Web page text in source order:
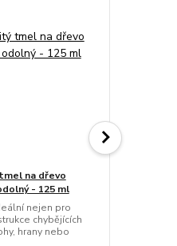
na dřevo
- 125 ml
nejen pro
chybějících
hrany nebo